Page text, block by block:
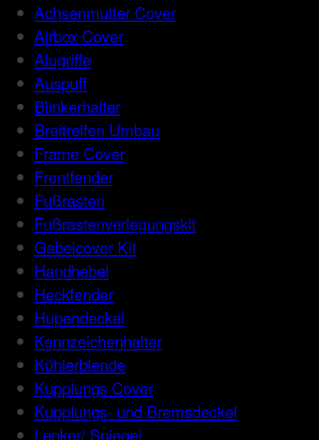
Achsenmutter Cover
Airbox Cover
Alugriffe
Auspuff
Blinkerhalter
Breitreifen Umbau
Frame Cover
Frontfender
Fußrasten
Fußrastenverlegungskit
Gabelcover Kit
Handhebel
Heckfender
Hupendeckel
Kennzeichenhalter
Kühlerblende
Kupplungs Cover
Kupplungs- und Bremsdeckel
Lenker/ Spiegel